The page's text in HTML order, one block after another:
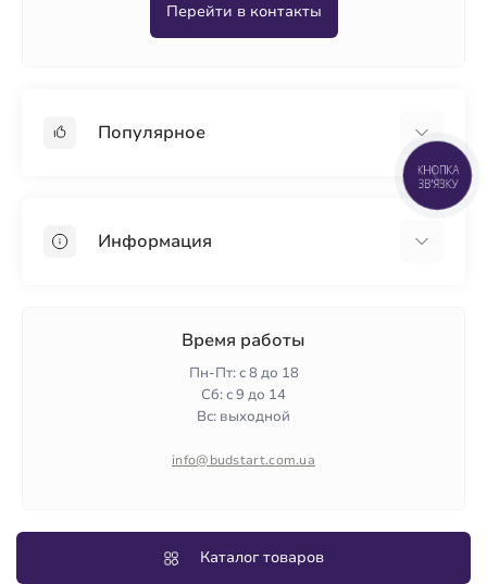
Перейти в контакты
Популярное
ПенопластИнформация
Политика конфиденциальности
Время работы
Пн-Пт: с 8 до 18
Сб: с 9 до 14
Вс: выходной
info@budstart.com.ua
Каталог товаров
КНОПКА
ЗВ'ЯЗКУ